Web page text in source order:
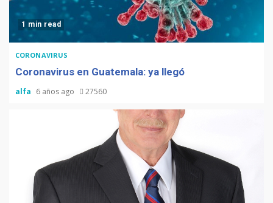
1 min read
CORONAVIRUS
Coronavirus en Guatemala: ya llegó
alfa 6 años ago 27560